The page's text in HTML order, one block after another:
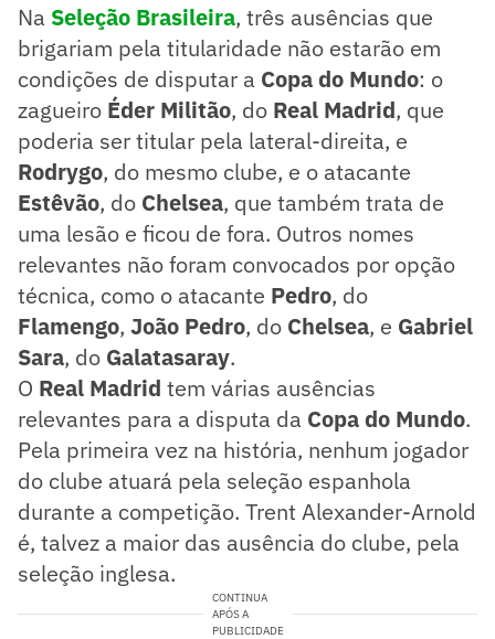
Na Seleção Brasileira, três ausências que
brigariam pela titularidade não estarão em
condições de disputar a Copa do Mundo: o
zagueiro Éder Militão, do Real Madrid, que
poderia ser titular pela lateral-direita, e
Rodrygo, do mesmo clube, e o atacante
Estêvão, do Chelsea, que também trata de
uma lesão e ficou de fora. Outros nomes
relevantes não foram convocados por opção
técnica, como o atacante Pedro, do
Flamengo, João Pedro, do Chelsea, e Gabriel
Sara, do Galatasaray.
O Real Madrid tem várias ausências
relevantes para a disputa da Copa do Mundo.
Pela primeira vez na história, nenhum jogador
do clube atuará pela seleção espanhola
durante a competição. Trent Alexander-Arnold
é, talvez a maior das ausência do clube, pela
seleção inglesa.
CONTINUA
APÓS A
PUBLICIDADE